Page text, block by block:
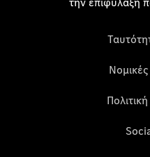
Νομικές